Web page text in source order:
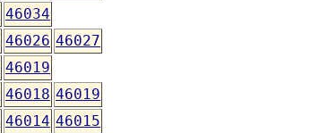
46034
46026 46027
46019
46018 46019
46014 46015